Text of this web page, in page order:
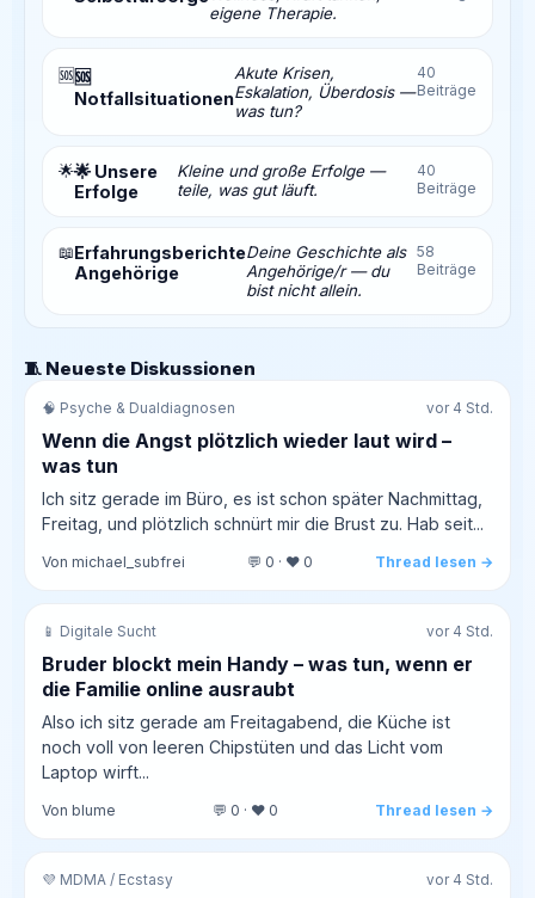
eigene Therapie.
🆘🆘
Notfallsituationen
Akute Krisen,
Eskalation, Überdosis —
was tun?
40
Beiträge
🌟🌟 Unsere
Erfolge
Kleine und große Erfolge —
teile, was gut läuft.
40
Beiträge
📖Erfahrungsberichte
Angehörige
Deine Geschichte als
Angehörige/r — du
bist nicht allein.
58
Beiträge
🧵 Neueste Diskussionen
🧠 Psyche & Dualdiagnosen vor 4 Std.
Wenn die Angst plötzlich wieder laut wird –
was tun
Ich sitz gerade im Büro, es ist schon später Nachmittag,
Freitag, und plötzlich schnürt mir die Brust zu. Hab seit...
Von michael_subfrei 💬 0 · ❤️ 0 Thread lesen →
📱 Digitale Sucht vor 4 Std.
Bruder blockt mein Handy – was tun, wenn er
die Familie online ausraubt
Also ich sitz gerade am Freitagabend, die Küche ist
noch voll von leeren Chipstüten und das Licht vom
Laptop wirft...
Von blume 💬 0 · ❤️ 0 Thread lesen →
💜 MDMA / Ecstasy vor 4 Std.